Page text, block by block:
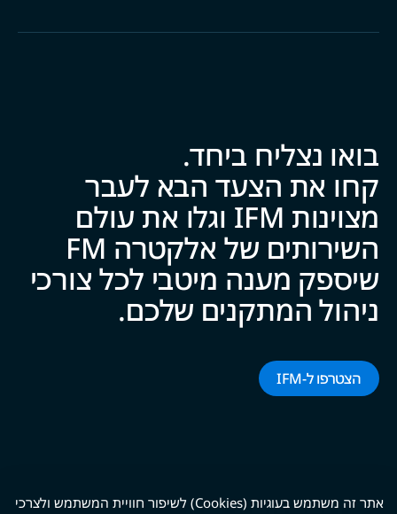
בואו נצליח ביח‍‍ד.
קחו את הצעד הבא לעבר
מצוינות IFM וגלו את עולם
השירותים של אלקטרה FM
שיספק מענה מיטבי לכל צ‍‍ו‍‍רכי
ניהול המתקנים של‍‍כם.
הצטרפו ל-‌‌IFM‌‌
אתר זה משתמש בעוגיות (Cookies) לשיפור חוויית המשתמש ולצרכי